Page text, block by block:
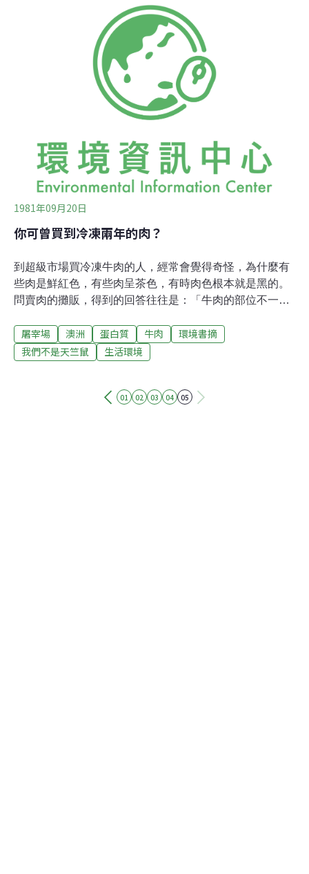
（AMLSC）這個「半官方」的組織有兩位職員來過臺灣，
曾與臺灣地區的進口商「會商」，問題的焦點當然是澳洲
冷凍「牛」肉。澳洲出口冷凍牛肉的「名譽」近1個月來
在世界各地遭到損傷。澳洲「牛」肉給查出來了先是7月
下旬馬肉被混雜在牛肉中賣給美國人，讓美國農業部駐聖
地牙哥的檢視官在肉品加工廠發現。隨後美國農業部的官
員更在洛杉磯港發現一批600個冷凍貨櫃的牛肉中至少有
坡政府也發現，從澳洲進口的肉品中，有5噸是
1981年09月20日
你可曾買到冷凍兩年的肉？
到超級市場買冷凍牛肉的人，經常會覺得奇怪，為什麼有
些肉是鮮紅色，有些肉呈茶色，有時肉色根本就是黑的。
問賣肉的攤販，得到的回答往往是：「牛肉的部位不一樣
牧組技正莊銘城說：「屠宰後放血是否完全，很容易影響
肉的顏色。」他的意思是，顏色鮮紅的肉是放血最完全約
說：「不放血的肉，品質會比較差。」不放血的肉，由於
屠宰場 澳洲 蛋白質 牛肉
環境書摘
我們不是天竺鼠
生活環境
01 02 03 04 05